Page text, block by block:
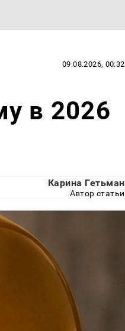
09.08.2026, 00:32
в 2026
Карина Гетьман
Автор статьи